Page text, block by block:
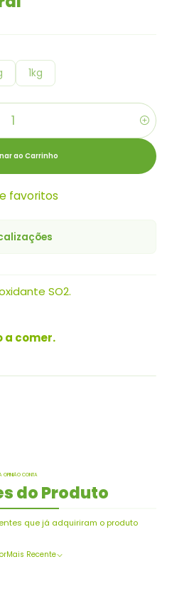
1kg
ao Carrinho
favoritos
SO2.
a comer.
OPINIÃO CONTA
do Produto
que já adquiriram o produto
Mais Recente